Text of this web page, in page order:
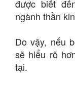
được biết
ngành thần
Do vậy, nếu
sẽ hiểu rõ
tại.